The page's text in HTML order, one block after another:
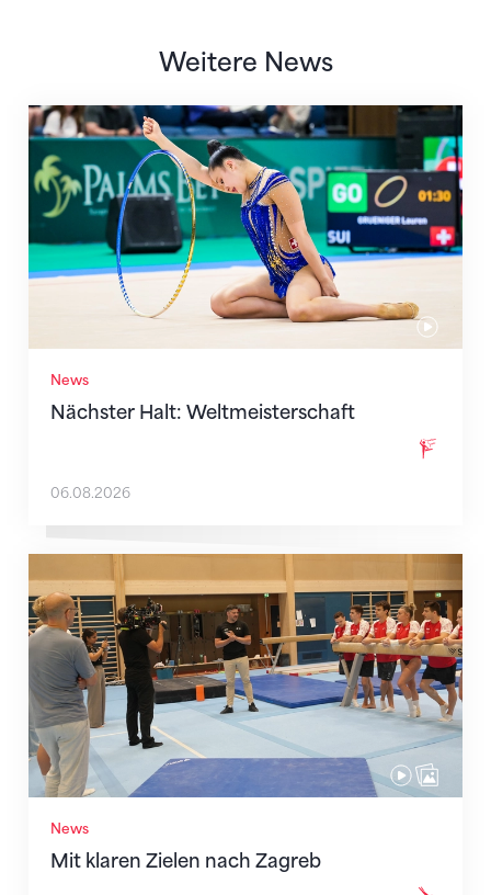
Weitere News
News
Nächster Halt: Weltmeisterschaft
Nächster Halt: Weltmeisterschaft
06.08.2026
News
Mit klaren Zielen nach Zagreb
Mit klaren Zielen nach Zagreb